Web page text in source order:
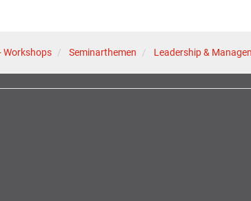
Workshops Seminarthemen Leadership &